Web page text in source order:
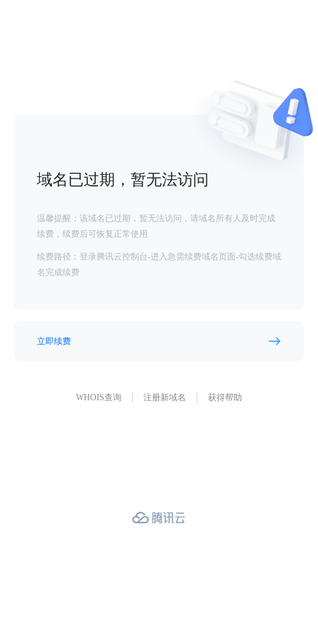
域名已过期，暂无法访问
温馨提醒：该域名已过期，暂无法访问，请域名所有人及时完成
续费，续费后可恢复正常使用
续费路径：登录腾讯云控制台-进入急需续费域名页面-勾选续费域
名完成续费
立即续费
WHOIS查询 注册新域名 获得帮助